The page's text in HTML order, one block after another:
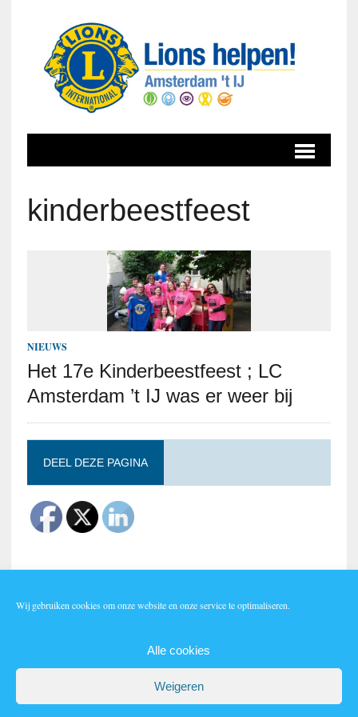
Wij gebruiken cookies om onze website en onze service te optimaliseren.
Alle cookies
Weigeren
kinderbeestfeest
NIEUWS
Het 17e Kinderbeestfeest ; LC
Amsterdam ’t IJ was er weer bij
DEEL DEZE PAGINA
AUTEURSRECHT 2026|MH NEWSDESK LITE DOORMH THEMES